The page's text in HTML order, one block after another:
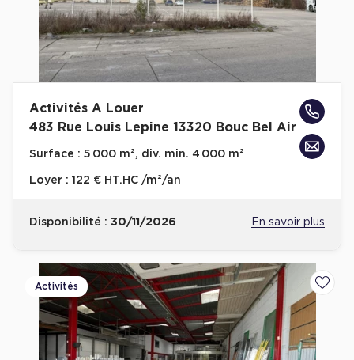
Activités A Louer
483 Rue Louis Lepine 13320 Bouc Bel Air
Surface : 5 000 m², div. min. 4 000 m²
Loyer : 122 € HT.HC /m²/an
Disponibilité : 30/11/2026 En savoir plus
Activités